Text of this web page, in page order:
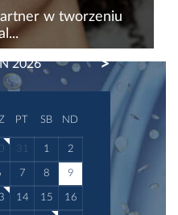
w tworzeniu
friendly
trendy w pielęgnacji,
efektach,
pielęgnacji bariery
2026 NEXT
PT SB ND
31 1 2
7 8 9
14 15 16